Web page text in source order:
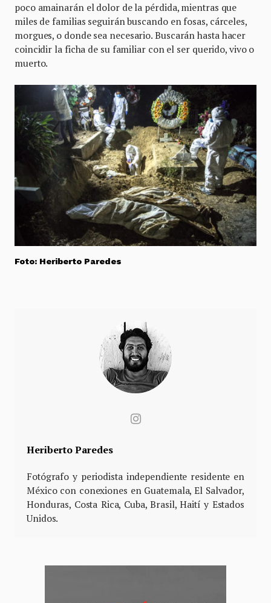
poco amainarán el dolor de la pérdida, mientras que
miles de familias seguirán buscando en fosas, cárceles,
morgues, o donde sea necesario. Buscarán hasta hacer
coincidir la ficha de su familiar con el ser querido, vivo o
muerto.
Foto: Heriberto Paredes
Heriberto Paredes
Fotógrafo y periodista independiente residente en
México con conexiones en Guatemala, El Salvador,
Honduras, Costa Rica, Cuba, Brasil, Haití y Estados
Unidos.